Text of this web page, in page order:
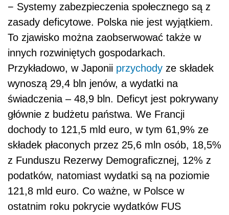
− Systemy zabezpieczenia społecznego są z
zasady deficytowe. Polska nie jest wyjątkiem.
To zjawisko można zaobserwować także w
innych rozwiniętych gospodarkach.
Przykładowo, w Japonii przychody ze składek
wynoszą 29,4 bln jenów, a wydatki na
świadczenia – 48,9 bln. Deficyt jest pokrywany
głównie z budżetu państwa. We Francji
dochody to 121,5 mld euro, w tym 61,9% ze
składek płaconych przez 25,6 mln osób, 18,5%
z Funduszu Rezerwy Demograficznej, 12% z
podatków, natomiast wydatki są na poziomie
121,8 mld euro. Co ważne, w Polsce w
ostatnim roku pokrycie wydatków FUS